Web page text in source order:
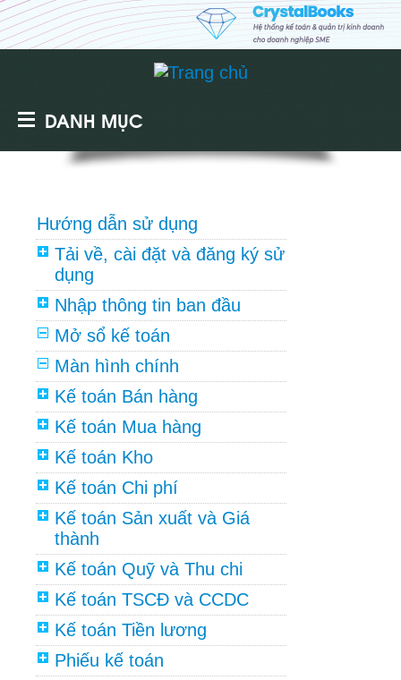
DANH MỤC
Hướng dẫn sử dụng
Tải về, cài đặt và đăng ký sử
dụng
Nhập thông tin ban đầu
Mở sổ kế toán
Màn hình chính
Kế toán Bán hàng
Kế toán Mua hàng
Kế toán Kho
Kế toán Chi phí
Kế toán Sản xuất và Giá
thành
Kế toán Quỹ và Thu chi
Kế toán TSCĐ và CCDC
Kế toán Tiền lương
Phiếu kế toán